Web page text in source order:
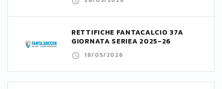
RETTIFICHE FANTACALCIO 37A
GIORNATA SERIEA 2025-26
18/05/2026